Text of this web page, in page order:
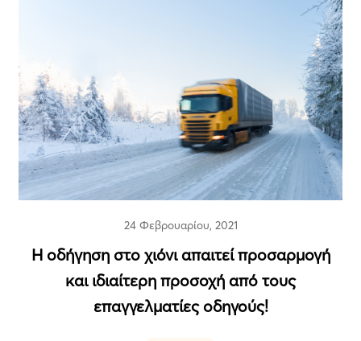
24 Φεβρουαρίου, 2021
Η οδήγηση στο χιόνι απαιτεί προσαρμογή
και ιδιαίτερη προσοχή από τους
επαγγελματίες οδηγούς!